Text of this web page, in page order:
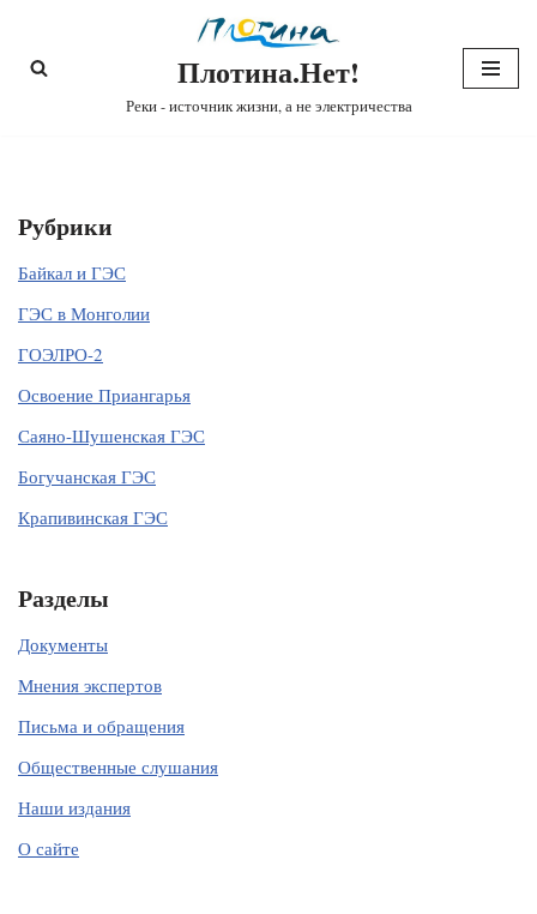
Перейти
Плотина.Нет!
Реки - источник жизни, а не электричества
Рубрики
Байкал и ГЭС
ГЭС в Монголии
ГОЭЛРО-2
Освоение Приангарья
Саяно-Шушенская ГЭС
Богучанская ГЭС
Крапивинская ГЭС
Разделы
Документы
Мнения экспертов
Письма и обращения
Общественные слушания
Наши издания
О сайте